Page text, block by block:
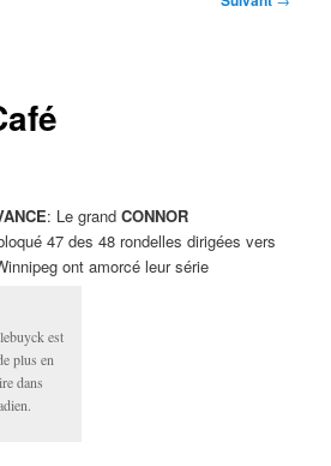
: Le grand CONNOR
47 des 48 rondelles dirigées vers
ont amorcé leur série
est
plus en
dans